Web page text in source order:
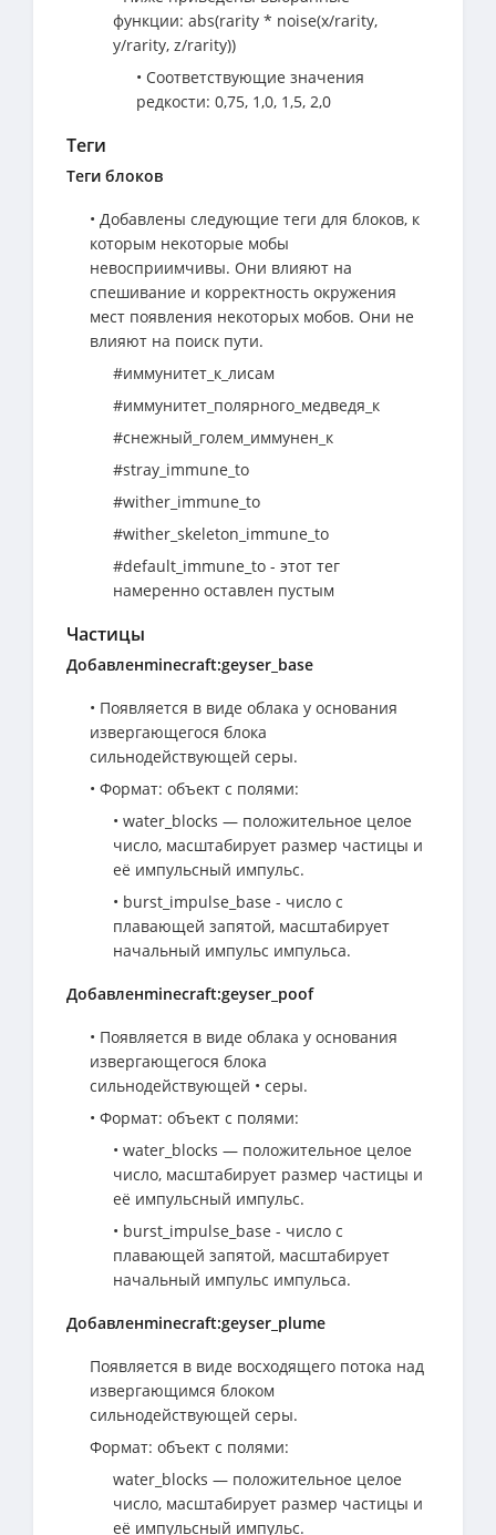
функции: abs(rarity * noise(x/rarity,
y/rarity, z/rarity))
• Соответствующие значения
редкости: 0,75, 1,0, 1,5, 2,0
Теги
Теги блоков
• Добавлены следующие теги для блоков, к
которым некоторые мобы
невосприимчивы. Они влияют на
спешивание и корректность окружения
мест появления некоторых мобов. Они не
влияют на поиск пути.
#иммунитет_к_лисам
#иммунитет_полярного_медведя_к
#снежный_голем_иммунен_к
#stray_immune_to
#wither_immune_to
#wither_skeleton_immune_to
#default_immune_to - этот тег
намеренно оставлен пустым
Частицы
Добавленminecraft:geyser_base
• Появляется в виде облака у основания
извергающегося блока
сильнодействующей серы.
• Формат: объект с полями:
• water_blocks — положительное целое
число, масштабирует размер частицы и
её импульсный импульс.
• burst_impulse_base - число с
плавающей запятой, масштабирует
начальный импульс импульса.
Добавленminecraft:geyser_poof
• Появляется в виде облака у основания
извергающегося блока
сильнодействующей • серы.
• Формат: объект с полями:
• water_blocks — положительное целое
число, масштабирует размер частицы и
её импульсный импульс.
• burst_impulse_base - число с
плавающей запятой, масштабирует
начальный импульс импульса.
Добавленminecraft:geyser_plume
Появляется в виде восходящего потока над
извергающимся блоком
сильнодействующей серы.
Формат: объект с полями:
water_blocks — положительное целое
число, масштабирует размер частицы и
её импульсный импульс.